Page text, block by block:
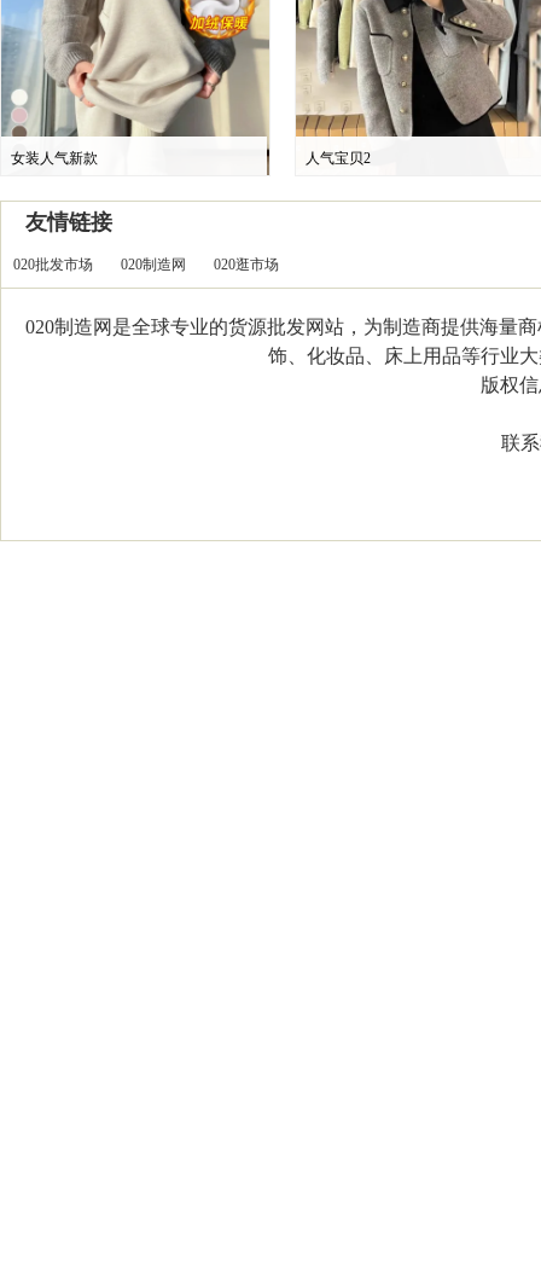
女装人气新款 人气宝贝2
友情链接
020批发市场 020制造网 020逛市场
020制造网是全球专业的货源批发网站，为制造商提供海量
饰、化妆品、床上用品等行业
版权信
联